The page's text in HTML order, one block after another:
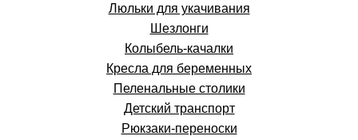
Люльки для укачивания
Шезлонги
Колыбель-качалки
Кресла для беременных
Пеленальные столики
Детский транспорт
Рюкзаки-переноски